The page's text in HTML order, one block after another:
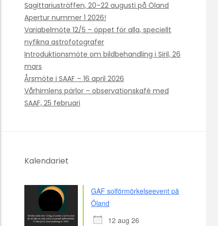
Sagittariusträffen, 20–22 augusti på Öland
Apertur nummer 1 2026!
Variabelmöte 12/5 – öppet för alla, speciellt
nyfikna astrofotografer
Introduktionsmöte om bildbehandling i Siril, 26
mars
Årsmöte i SAAF – 16 april 2026
Vårhimlens pärlor – observationskafé med
SAAF, 25 februari
Kalendariet
GAF solförmörkelseevent på
Öland
12 aug 26